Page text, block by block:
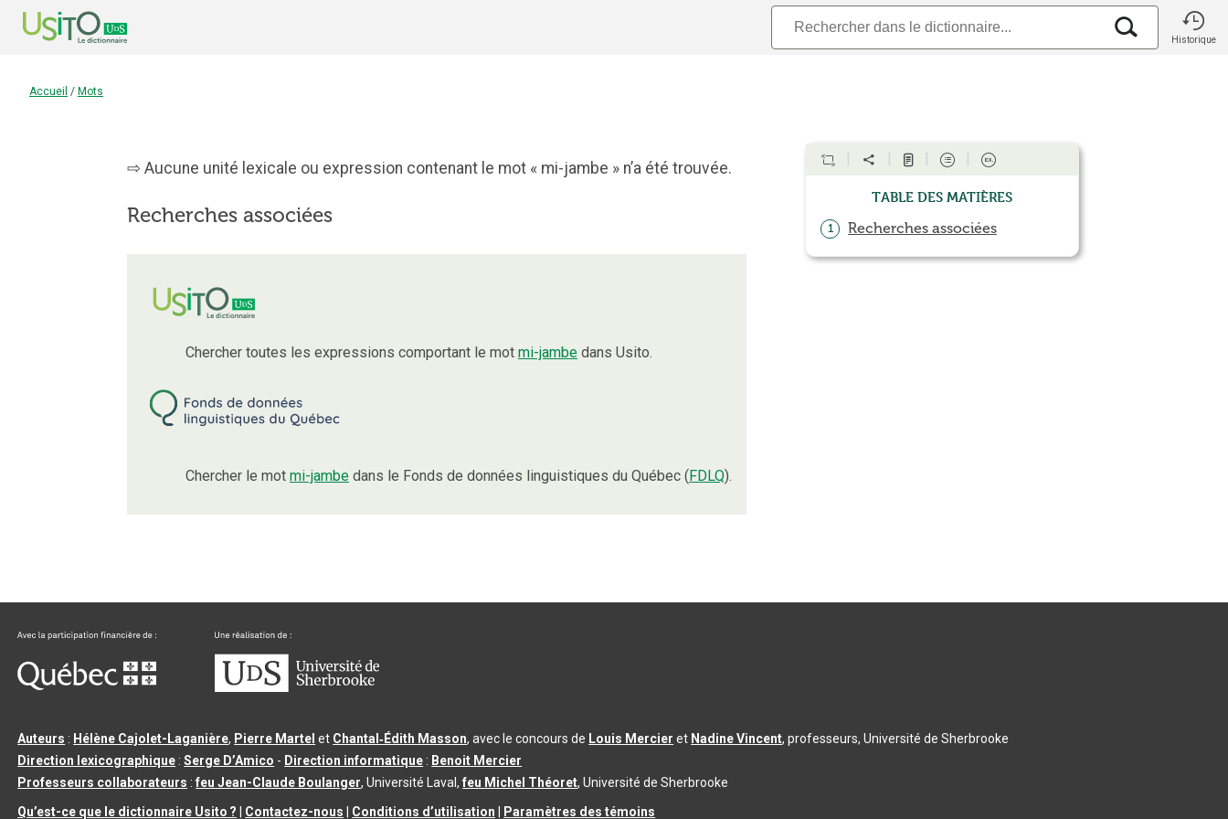
Historique
Accueil / Mots
Aucune unité lexicale ou expression contenant le mot « mi-jambe » n’a été trouvée.
Recherches associées
Chercher toutes les expressions comportant le mot mi-jambe dans Usito.
Chercher le mot mi-jambe dans le Fonds de données linguistiques du Québec (FDLQ).
Table des matières
1 Recherches associées
Auteurs : Hélène Cajolet-Laganière, Pierre Martel et Chantal‑Édith Masson, avec le concours de Louis Mercier et Nadine Vincent, professeurs, Université de Sherbrooke
Direction lexicographique :Serge D’Amico - Direction informatique : Benoit Mercier
Professeurs collaborateurs :feu Jean-Claude Boulanger, Université Laval,feu Michel Théoret, Université de Sherbrooke
Qu’est-ce que le dictionnaire Usito ?
Contactez-nous Conditions d’utilisation Paramètres des témoins